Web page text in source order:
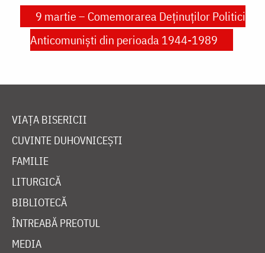
9 martie – Comemorarea Deținuților Politici
Anticomuniști din perioada 1944-1989
VIAȚA BISERICII
CUVINTE DUHOVNICEȘTI
FAMILIE
LITURGICĂ
BIBLIOTECĂ
ÎNTREABĂ PREOTUL
MEDIA